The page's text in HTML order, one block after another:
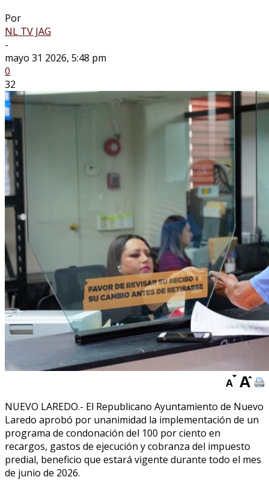
Por
NL TV JAG
-
mayo 31 2026, 5:48 pm
0
32
NUEVO LAREDO.- El Republicano Ayuntamiento de Nuevo
Laredo aprobó por unanimidad la implementación de un
programa de condonación del 100 por ciento en
recargos, gastos de ejecución y cobranza del impuesto
predial, beneficio que estará vigente durante todo el mes
de junio de 2026.